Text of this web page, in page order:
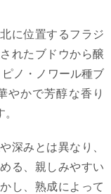
に位置するフラジ
れたブドウから醸
ノ・ノワール種ブ
やかで芳醇な香り
深みとは異なり、
る、親しみやすい
し、熟成によって